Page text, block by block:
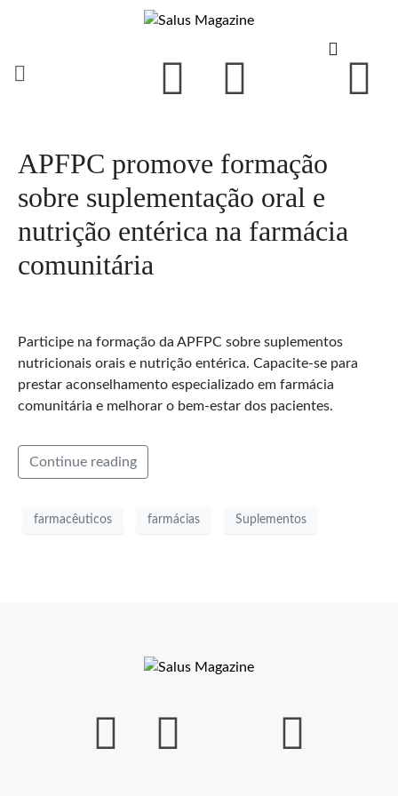
APFPC promove formação
sobre suplementação oral e
nutrição entérica na farmácia
comunitária
Participe na formação da APFPC sobre suplementos
nutricionais orais e nutrição entérica. Capacite-se para
prestar aconselhamento especializado em farmácia
comunitária e melhorar o bem-estar dos pacientes.
Continue reading
farmacêuticos farmácias Suplementos